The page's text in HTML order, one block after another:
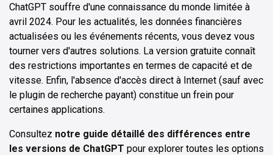
ChatGPT souffre d'une connaissance du monde limitée à
avril 2024. Pour les actualités, les données financières
actualisées ou les événements récents, vous devez vous
tourner vers d'autres solutions. La version gratuite connaît
des restrictions importantes en termes de capacité et de
vitesse. Enfin, l'absence d'accès direct à Internet (sauf avec
le plugin de recherche payant) constitue un frein pour
certaines applications.
Consultez notre guide détaillé des différences entre
les versions de ChatGPT pour explorer toutes les options